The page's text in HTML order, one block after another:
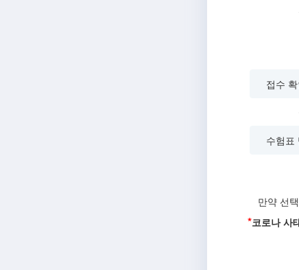
접수
수험표
만약 선
*코로나 사